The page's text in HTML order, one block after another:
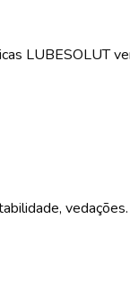
LUBESOLUT